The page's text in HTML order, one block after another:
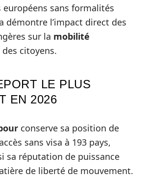
européens sans formalités
démontre l’impact direct des
sur la mobilité
des citoyens.
LE PLUS
EN 2026
conserve sa position de
sans visa à 193 pays,
sa réputation de puissance
de liberté de mouvement.